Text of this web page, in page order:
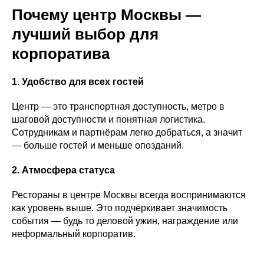
Почему центр Москвы —
лучший выбор для
корпоратива
1. Удобство для всех гостей
Центр — это транспортная доступность, метро в
шаговой доступности и понятная логистика.
Сотрудникам и партнёрам легко добраться, а значит
— больше гостей и меньше опозданий.
2. Атмосфера статуса
Рестораны в центре Москвы всегда воспринимаются
как уровень выше. Это подчёркивает значимость
события — будь то деловой ужин, награждение или
неформальный корпоратив.